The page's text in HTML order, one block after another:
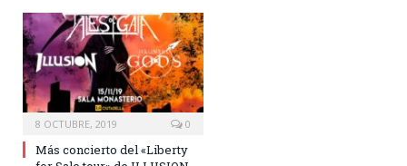
8 OCTUBRE, 2019 0
Más concierto del «Liberty